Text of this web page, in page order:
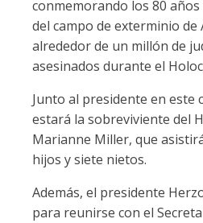
conmemorando los 80
del campo de exterminio de
alrededor de un millón de
asesinados durante el
Junto al presidente en este
estará la sobreviviente del
Marianne Miller, que
hijos y siete nietos.
Además, el presidente
para reunirse con el